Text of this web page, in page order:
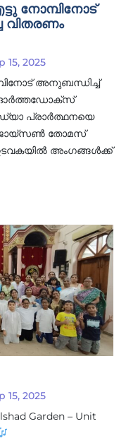
നോമ്പിനോട്
വിതരണം
15, 2025
അനുബന്ധിച്ച്
ഓർത്തഡോക്സ്
പ്രാർത്ഥനയെ
ജോയ്സൺ തോമസ്
അംഗങ്ങൾക്ക്
15, 2025
Garden – Unit